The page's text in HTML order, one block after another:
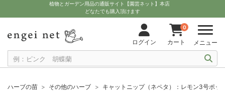
植物とガーデン用品の通販サイト【園芸ネット】本店
どなたでも購入頂けます
ログイン
0
カート メニュー
ハーブの苗 その他のハーブ キャットニップ（ネペタ）：レモン3号ポッ